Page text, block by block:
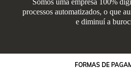
Somos uma empresa 100%
processos automatizados, o que
e diminuí a
FORMAS DE